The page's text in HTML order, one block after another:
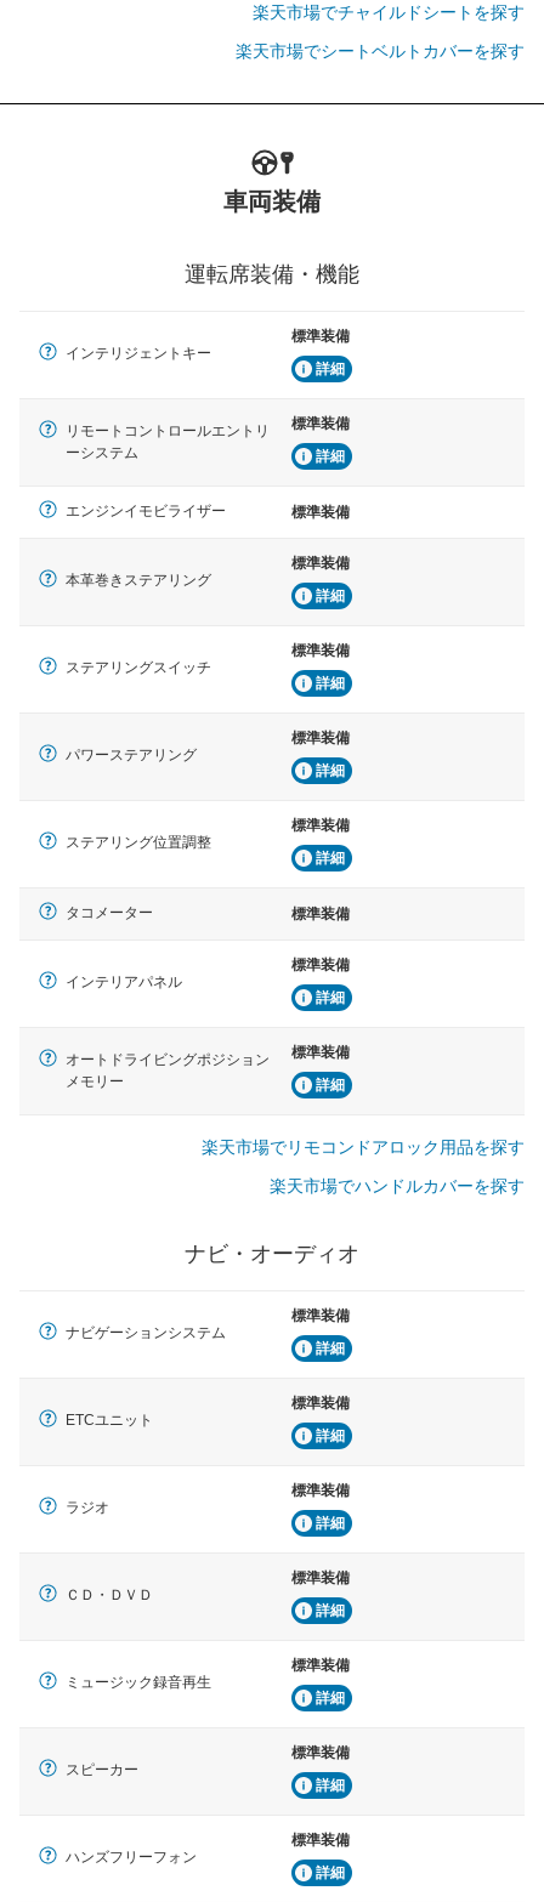
楽天市場でチャイルドシートを探す
楽天市場でシートベルトカバーを探す
車両装備
運転席装備・機能
インテリジェントキー
標準装備
詳細
リモートコントロールエントリ
ーシステム
標準装備
詳細
エンジンイモビライザー 標準装備
本革巻きステアリング
標準装備
詳細
ステアリングスイッチ
標準装備
詳細
パワーステアリング
標準装備
詳細
ステアリング位置調整
標準装備
詳細
タコメーター 標準装備
インテリアパネル
標準装備
詳細
オートドライビングポジション
メモリー
標準装備
詳細
楽天市場でリモコンドアロック用品を探す
楽天市場でハンドルカバーを探す
ナビ・オーディオ
ナビゲーションシステム
標準装備
詳細
ETCユニット
標準装備
詳細
ラジオ
標準装備
詳細
ＣＤ・ＤＶＤ
標準装備
詳細
ミュージック録音再生
標準装備
詳細
スピーカー
標準装備
詳細
ハンズフリーフォン
標準装備
詳細